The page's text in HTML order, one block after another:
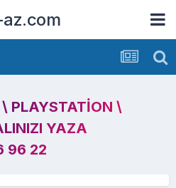
\ PLAYSTATION \
YAZA
96 22